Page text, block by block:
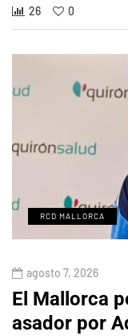
26 0
RCD MALLORCA
agosto 7, 2026
El Mallorca
asador por